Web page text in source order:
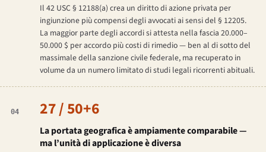
Il 42 USC § 12188(a) crea un diritto di azione privata per
ingiunzione più compensi degli avvocati ai sensi del § 12205.
La maggior parte degli accordi si attesta nella fascia 20.000–
50.000 $ per accordo più costi di rimedio — ben al di sotto del
massimale della sanzione civile federale, ma recuperato in
volume da un numero limitato di studi legali ricorrenti abituali.
04 27 / 50+6
La portata geografica è ampiamente comparabile —
ma l’unità di applicazione è diversa